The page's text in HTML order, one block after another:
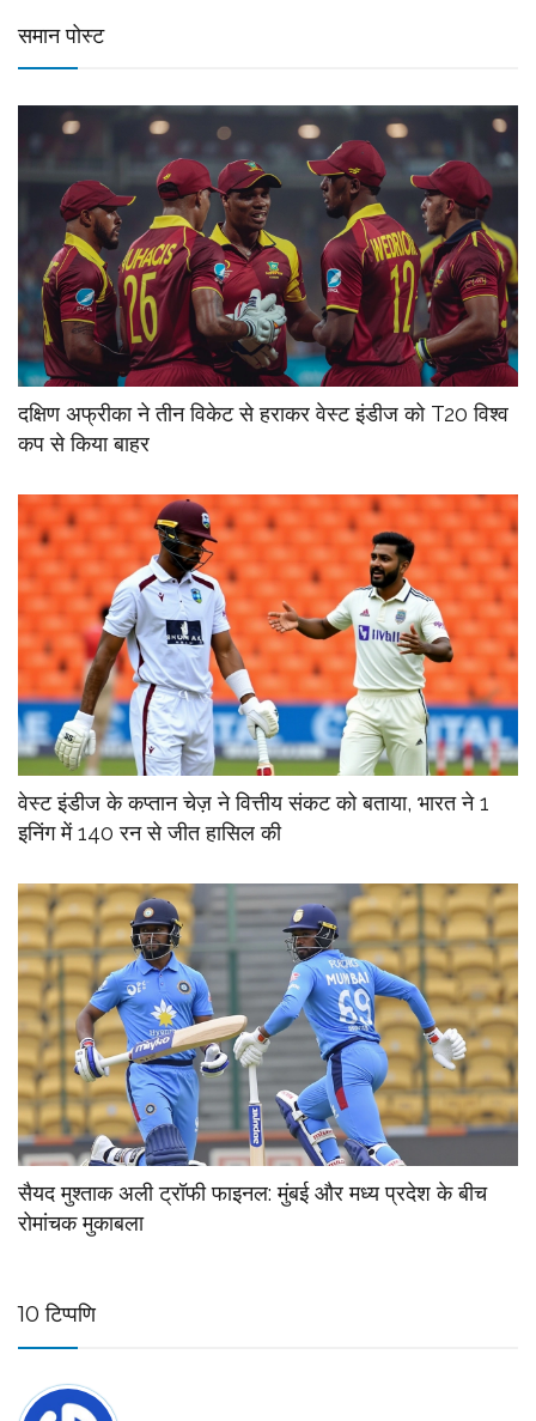
समान पोस्ट
दक्षिण अफ्रीका ने तीन विकेट से हराकर वेस्ट इंडीज को T20 विश्व
कप से किया बाहर
वेस्ट इंडीज के कप्तान चेज़ ने वित्तीय संकट को बताया, भारत ने 1
इनिंग में 140 रन से जीत हासिल की
सैयद मुश्ताक अली ट्रॉफी फाइनल: मुंबई और मध्य प्रदेश के बीच
रोमांचक मुकाबला
10 टिप्पणि